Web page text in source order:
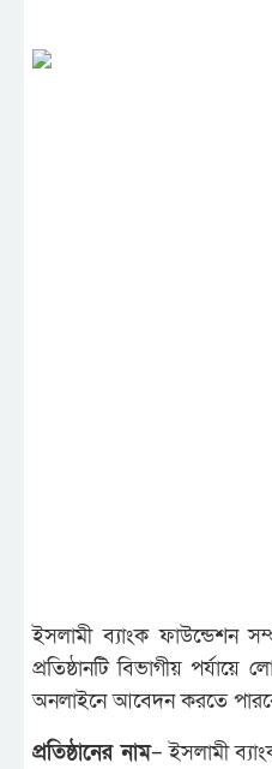
ইসলামী ব্যাংক ফাউন্ডেশন
প্রতিষ্ঠানটি বিভাগীয়
অনলাইনে আবেদন করতে
প্রতিষ্ঠানের নাম– ইসলামী